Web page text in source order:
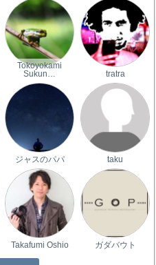
Tokoyokami
Sukun…
tratra
ジャスのパパ taku
Takafumi Oshio ガダバウト